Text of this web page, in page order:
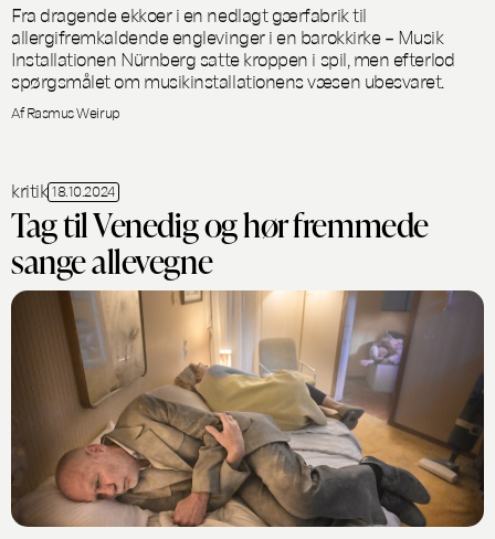
Fra dragende ekkoer i en nedlagt gærfabrik til
allergifremkaldende englevinger i en barokkirke – Musik
Installationen Nürnberg satte kroppen i spil, men efterlod
spørgsmålet om musikinstallationens væsen ubesvaret.
Af Rasmus Weirup
kritik 18.10.2024
Tag til Venedig og hør fremmede
sange allevegne